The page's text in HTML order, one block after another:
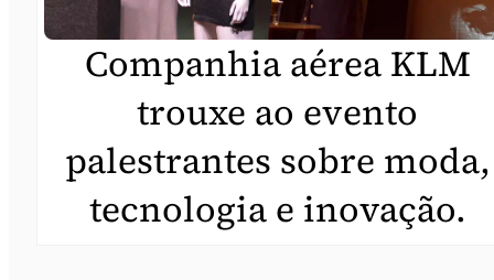
Companhia aérea KLM
trouxe ao evento
palestrantes sobre moda,
tecnologia e inovação.